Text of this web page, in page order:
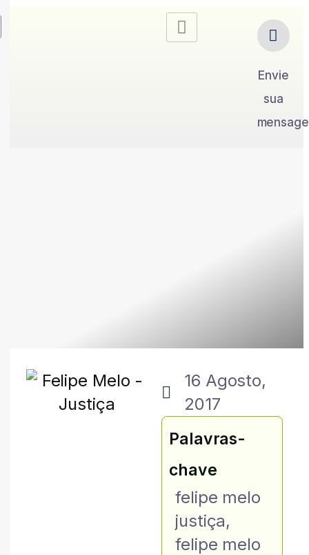
Envie
sua
16 Agosto,
2017
Palavras-
chave
felipe melo
justiça,
felipe melo